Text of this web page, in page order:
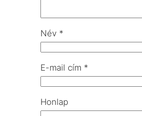
Név *
E-mail cím *
Honlap